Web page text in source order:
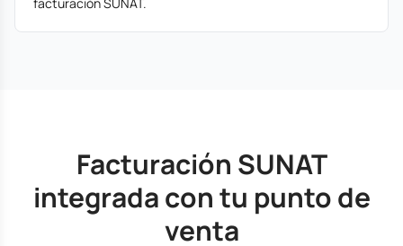
Facturación SUNAT
integrada con tu punto de
venta